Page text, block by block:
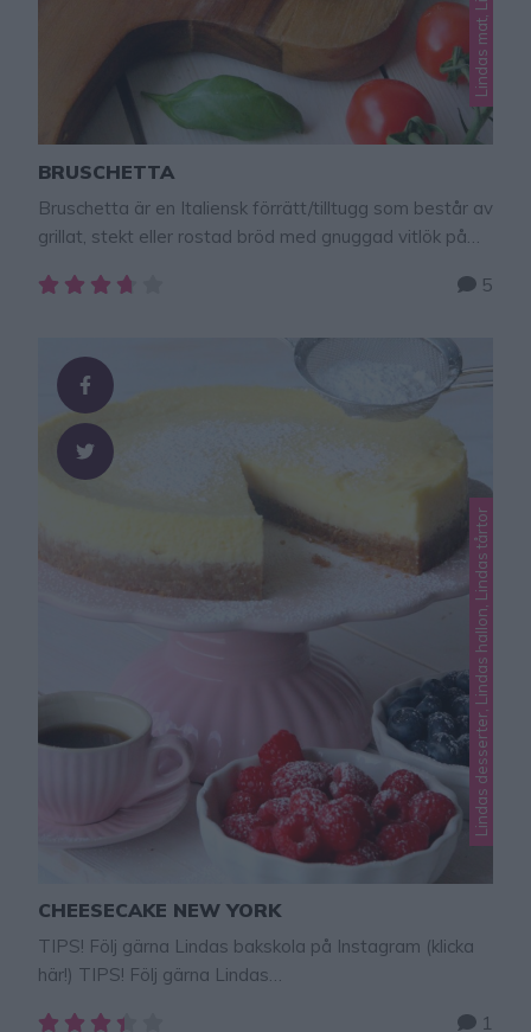
BRUSCHETTA
Bruschetta är en Italiensk förrätt/tilltugg som består av
grillat, stekt eller rostad bröd med gnuggad vitlök på
basilika, olivolja och kryddor. Jag älskar Bruschetta, ett 5
Lindas desserter, Lindas hallon, Lindas tårtor
CHEESECAKE NEW YORK
TIPS! Följ gärna Lindas bakskola på Instagram (klicka
här!) TIPS! Följ gärna Lindas
1